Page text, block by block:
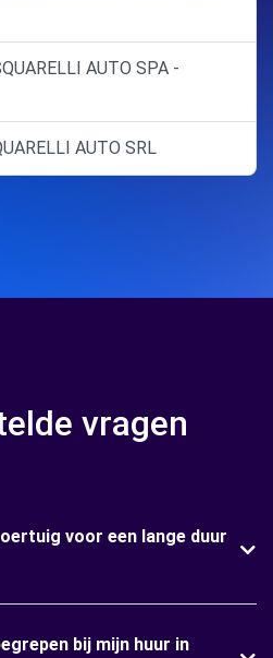
AUTO SPA -
AUTO SRL
vragen
voor een lange duur
bij mijn huur in